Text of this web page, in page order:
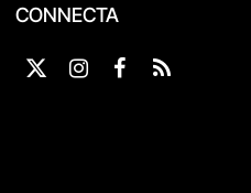
CONNECTA
X
Instagram
Facebook
RSS